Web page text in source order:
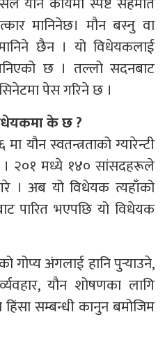
मानिनेछ। मौन बस्नु वा
छैन । यो विधेयकलाई
छ । तल्लो सदनबाट
पेस गरिने छ ।
के छ ?
यौन स्वतन्त्रताको ग्यारेन्टी
। २०१ मध्ये १४० सांसदहरूले
। अब यो विधेयक त्यहाँको
पारित भएपछि यो विधेयक
गोप्य अंगलाई हानि पुर्‍याउने,
यौन शोषणका लागि
सम्बन्धी कानुन बमोजिम